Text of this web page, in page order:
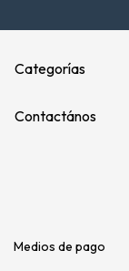
Categorías
Contactános
Medios de pago